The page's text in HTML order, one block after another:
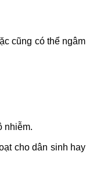
cũng có thể ngâm
nhiễm.
cho dân sinh hay